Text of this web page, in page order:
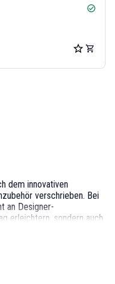
check_circle
dem innovativen
verschrieben. Bei
an Designer-
erleichtern, sondern auch
Von Zubehör für den
für
praktische Lösung, die
ist. Die Vorratsdosen in